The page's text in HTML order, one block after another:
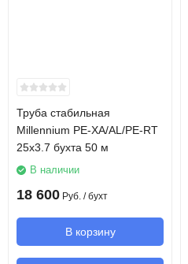
Труба стабильная
Millennium PE-XA/AL/PE-RT
25х3.7 бухта 50 м
В наличии
18 600 Руб. / бухт
В корзину